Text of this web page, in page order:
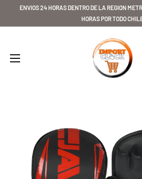
ENVIOS 24 HORAS DENTRO DE LA REGION
HORAS POR TODO
Importclick